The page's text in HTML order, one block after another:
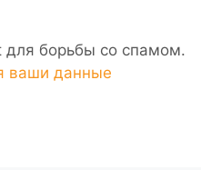
для борьбы со спамом.
ваши данные